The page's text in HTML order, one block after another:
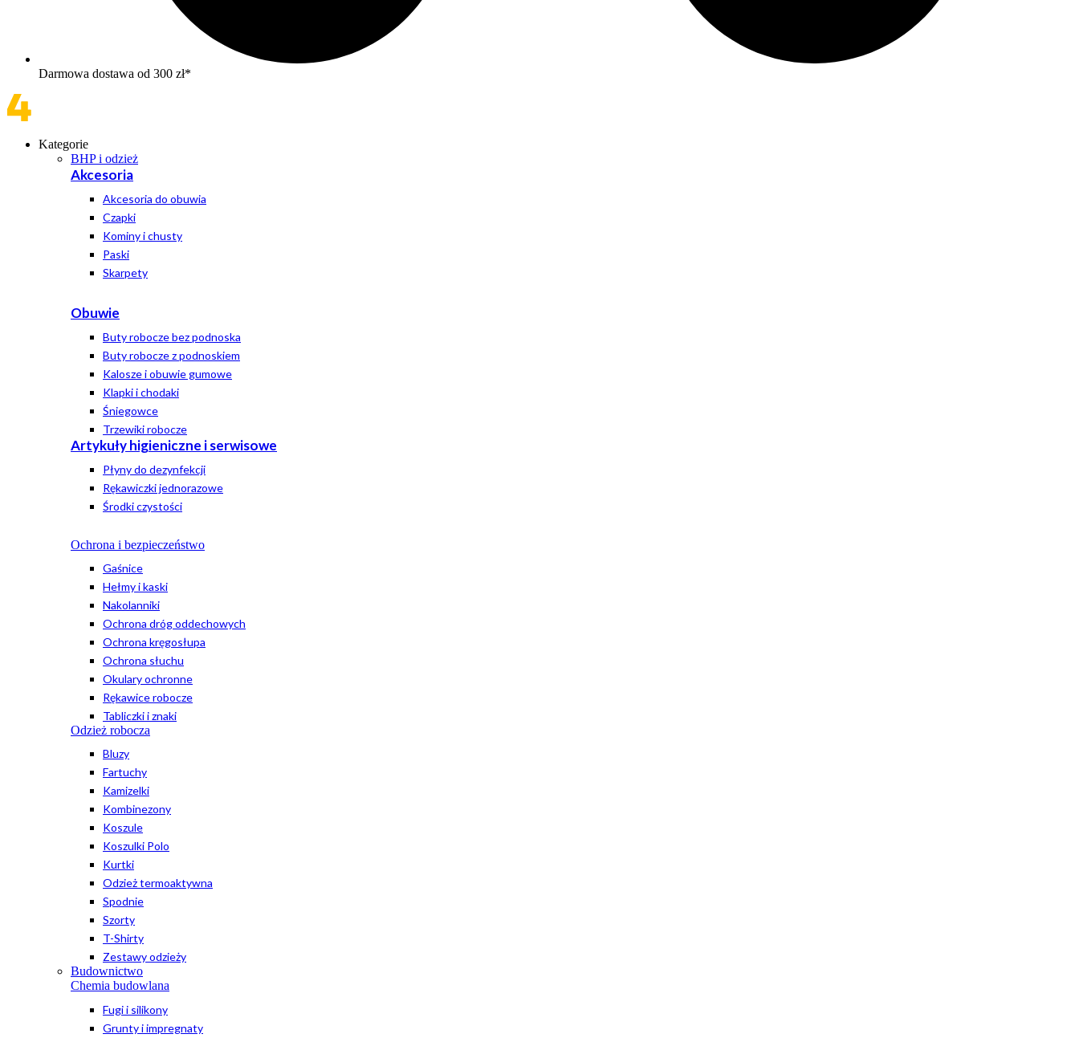
Darmowa dostawa od 300 zł*
Kategorie
BHP i odzież
Akcesoria
Akcesoria do obuwia
Czapki
Kominy i chusty
Paski
Skarpety
Obuwie
Buty robocze bez podnoska
Buty robocze z podnoskiem
Kalosze i obuwie gumowe
Klapki i chodaki
Śniegowce
Trzewiki robocze
Artykuły higieniczne i serwisowe
Płyny do dezynfekcji
Rękawiczki jednorazowe
Środki czystości
Ochrona i bezpieczeństwo
Gaśnice
Hełmy i kaski
Nakolanniki
Ochrona dróg oddechowych
Ochrona kręgosłupa
Ochrona słuchu
Okulary ochronne
Rękawice robocze
Tabliczki i znaki
Odzież robocza
Bluzy
Fartuchy
Kamizelki
Kombinezony
Koszule
Koszulki Polo
Kurtki
Odzież termoaktywna
Spodnie
Szorty
T-Shirty
Zestawy odzieży
Budownictwo
Chemia budowlana
Fugi i silikony
Grunty i impregnaty